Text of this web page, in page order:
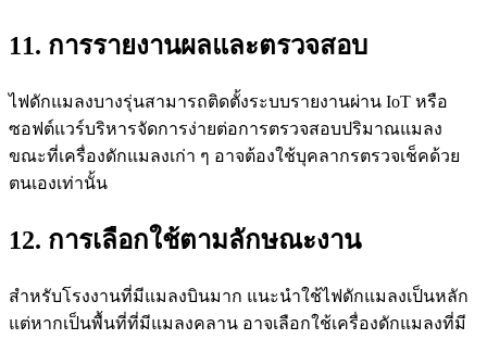
11. การรายงานผลและตรวจสอบ
ไฟดักแมลงบางรุ่นสามารถติดตั้งระบบรายงานผ่าน IoT หรือ
ซอฟต์แวร์บริหารจัดการง่ายต่อการตรวจสอบปริมาณแมลง
ขณะที่เครื่องดักแมลงเก่า ๆ อาจต้องใช้บุคลากรตรวจเช็คด้วย
ตนเองเท่านั้น
12. การเลือกใช้ตามลักษณะงาน
สำหรับโรงงานที่มีแมลงบินมาก แนะนำใช้ไฟดักแมลงเป็นหลัก
แต่หากเป็นพื้นที่ที่มีแมลงคลาน อาจเลือกใช้เครื่องดักแมลงที่มี